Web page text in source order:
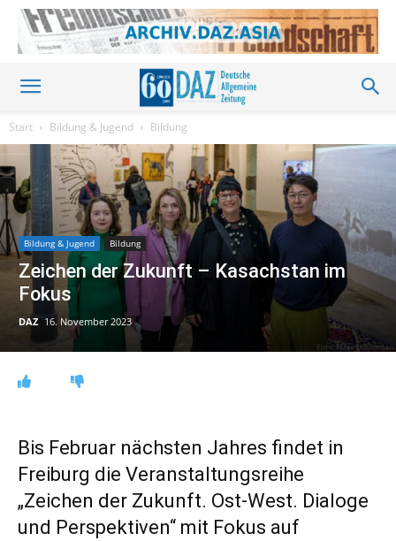
Start Bildung & Jugend Bildung
Bildung & Jugend Bildung
Zeichen der Zukunft – Kasachstan im
Fokus
DAZ 16. November 2023
Bis Februar nächsten Jahres findet in
Freiburg die Veranstaltungsreihe
„Zeichen der Zukunft. Ost-West. Dialoge
und Perspektiven“ mit Fokus auf